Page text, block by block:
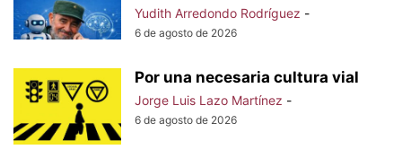
Yudith Arredondo Rodríguez -
6 de agosto de 2026
Por una necesaria cultura vial
Jorge Luis Lazo Martínez -
6 de agosto de 2026